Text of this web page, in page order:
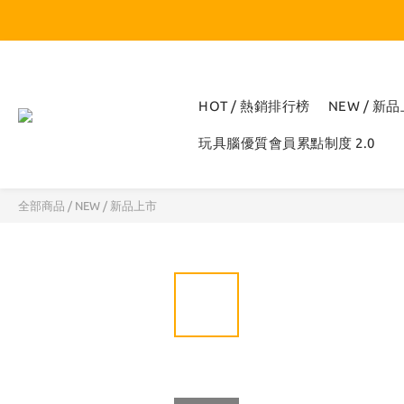
HOT / 熱銷排行榜 NEW / 新品
玩具腦優質會員累點制度 2.0
全部商品 / NEW / 新品上市